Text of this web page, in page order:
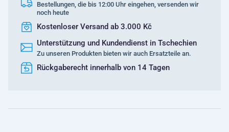
Bestellungen, die bis 12:00 Uhr eingehen, versenden wir
noch heute
Kostenloser Versand ab 3.000 Kč
Unterstützung und Kundendienst in Tschechien
Zu unseren Produkten bieten wir auch Ersatzteile an.
Rückgaberecht innerhalb von 14 Tagen